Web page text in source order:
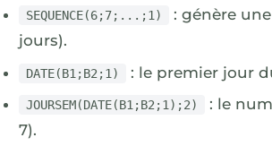
SEQUENCE(6;7;...;1)
: génère
jours).
DATE(B1;B2;1) : le premier jour
JOURSEM(DATE(B1;B2;1);2)
: le
7).